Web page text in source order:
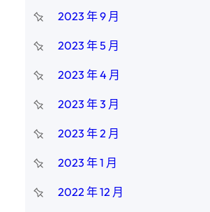
2023 年 9 月
2023 年 5 月
2023 年 4 月
2023 年 3 月
2023 年 2 月
2023 年 1 月
2022 年 12 月